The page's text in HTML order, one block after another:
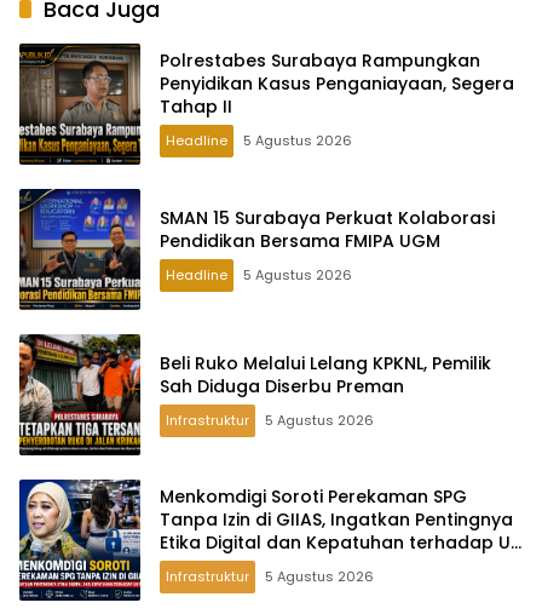
Baca Juga
Polrestabes Surabaya Rampungkan
Penyidikan Kasus Penganiayaan, Segera
Tahap II
Headline 5 Agustus 2026
SMAN 15 Surabaya Perkuat Kolaborasi
Pendidikan Bersama FMIPA UGM
Headline 5 Agustus 2026
Beli Ruko Melalui Lelang KPKNL, Pemilik
Sah Diduga Diserbu Preman
Infrastruktur 5 Agustus 2026
Menkomdigi Soroti Perekaman SPG
Tanpa Izin di GIIAS, Ingatkan Pentingnya
Etika Digital dan Kepatuhan terhadap UU
PDP
Infrastruktur 5 Agustus 2026